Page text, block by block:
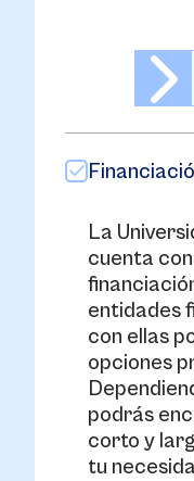
La
cuenta
entidades
con ellas
opciones
podrás
corto y
tu